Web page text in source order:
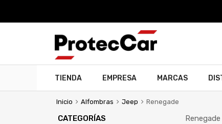
TIENDA EMPRESA MARCAS
Inicio Alfombras Jeep Renegade
Renegade
CATEGORÍAS